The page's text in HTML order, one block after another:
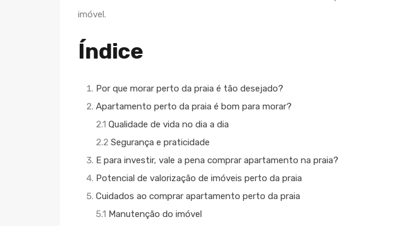
imóvel.
Índice
Por que morar perto da praia é tão desejado?
Apartamento perto da praia é bom para morar?
2.1 Qualidade de vida no dia a dia
2.2 Segurança e praticidade
E para investir, vale a pena comprar apartamento na praia?
Potencial de valorização de imóveis perto da praia
Cuidados ao comprar apartamento perto da praia
5.1 Manutenção do imóvel